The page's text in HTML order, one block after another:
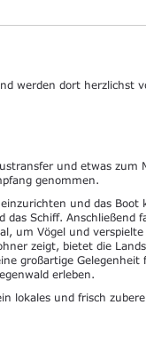
werden dort herzlichst
und etwas zum
genommen.
und das Boot
Schiff. Anschließend
um Vögel und
zeigt, bietet die
großartige
erleben.
lokales und frisch